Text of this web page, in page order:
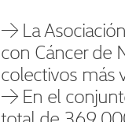
→ La
con Cáncer de
colectivos más
→ En el